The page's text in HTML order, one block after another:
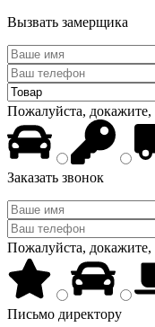
Вызвать замерщика
Пожалуйста,
Заказать звонок
Пожалуйста,
Письмо директору